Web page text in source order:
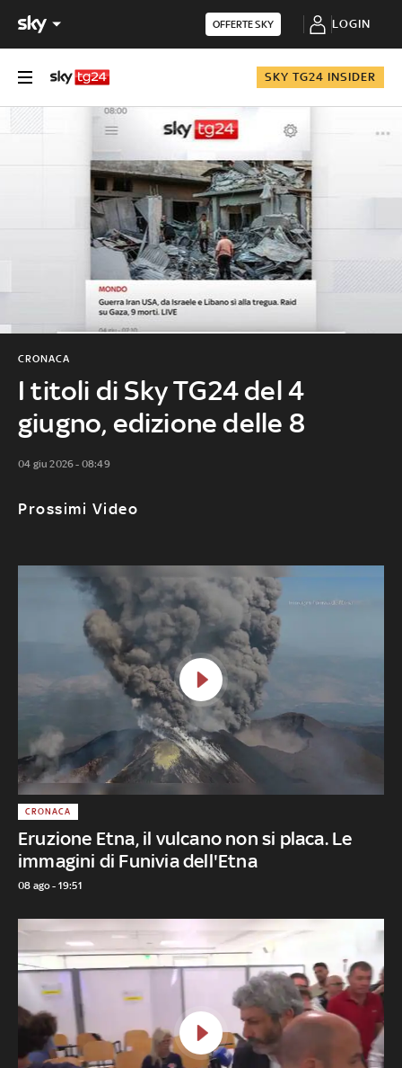
OFFERTE SKY LOGIN
SKY TG24 INSIDER
I titoli di Sky TG24 del 4
giugno, edizione delle 8
CRONACA
04 giu 2026 - 08:49
Prossimi Video
Eruzione Etna, il vulcano non si placa. Le
immagini di Funivia dell'Etna
CRONACA
08 ago - 19:51